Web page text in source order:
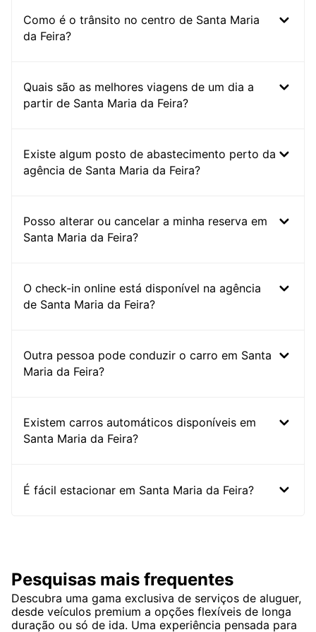
Como é o trânsito no centro de Santa Maria
da Feira?
Quais são as melhores viagens de um dia a
partir de Santa Maria da Feira?
Existe algum posto de abastecimento perto da
agência de Santa Maria da Feira?
Posso alterar ou cancelar a minha reserva em
Santa Maria da Feira?
O check-in online está disponível na agência
de Santa Maria da Feira?
Outra pessoa pode conduzir o carro em Santa
Maria da Feira?
Existem carros automáticos disponíveis em
Santa Maria da Feira?
É fácil estacionar em Santa Maria da Feira?
Pesquisas mais frequentes
Descubra uma gama exclusiva de serviços de aluguer,
desde veículos premium a opções flexíveis de longa
duração ou só de ida. Uma experiência pensada para